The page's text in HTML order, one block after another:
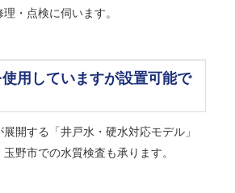
・点検に伺います。
用していますが設置可能で
開する「井戸水・硬水対応モデル」
野市での水質検査も承ります。